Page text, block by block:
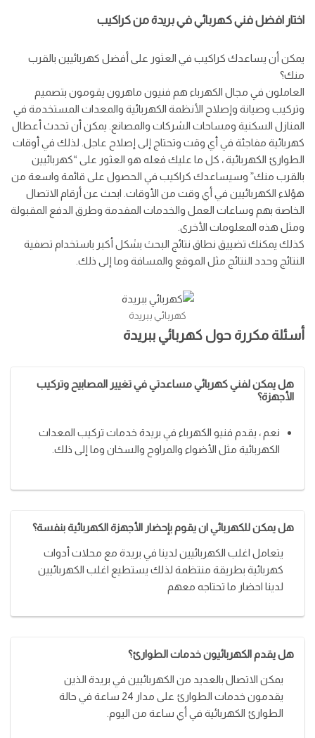
اختار افضل فني كهربائي في بريدة من كراكيب
يمكن أن يساعدك كراكيب في العثور على أفضل كهربائيين بالقرب
منك؟
العاملون في مجال الكهرباء هم فنيون ماهرون يقومون بتصميم
وتركيب وصيانة وإصلاح الأنظمة الكهربائية والمعدات المستخدمة في
المنازل السكنية ومساحات الشركات والمصانع. يمكن أن تحدث أعطال
كهربائية مفاجئة في أي وقت وتحتاج إلى إصلاح عاجل. لذلك في أوقات
الطوارئ الكهربائية ، كل ما عليك فعله هو العثور على “كهربائيين
بالقرب منك” وسيساعدك كراكيب في الحصول على قائمة واسعة من
هؤلاء الكهربائيين في أي وقت من الأوقات. ابحث عن أرقام الاتصال
الخاصة بهم وساعات العمل والخدمات المقدمة وطرق الدفع المقبولة
ومثل هذه المعلومات الأخرى.
كذلك يمكنك تضييق نطاق نتائج البحث بشكل أكبر باستخدام تصفية
النتائج وحدد النتائج مثل الموقع والمسافة وما إلى ذلك.
كهربائي ببريدة
أسئلة مكررة حول كهربائي ببريدة
هل يمكن لفني كهربائي مساعدتي في تغيير المصابيح وتركيب
الأجهزة؟
نعم ، يقدم فنيو الكهرباء في بريدة خدمات تركيب المعدات
الكهربائية مثل الأضواء والمراوح والسخان وما إلى ذلك.
هل يمكن للكهربائي ان يقوم بإحضار الأجهزة الكهربائية بنفسة؟
يتعامل اغلب الكهربائيين لدينا في بريدة مع محلات أدوات
كهربائية بطريقة منتظمة لذلك يستطيع اغلب الكهربائيين
لدينا احضار ما تحتاجه معهم
هل يقدم الكهربائيون خدمات الطوارئ؟
يمكن الاتصال بالعديد من الكهربائيين في بريدة الذين
يقدمون خدمات الطوارئ على مدار 24 ساعة في حالة
الطوارئ الكهربائية في أي ساعة من اليوم.